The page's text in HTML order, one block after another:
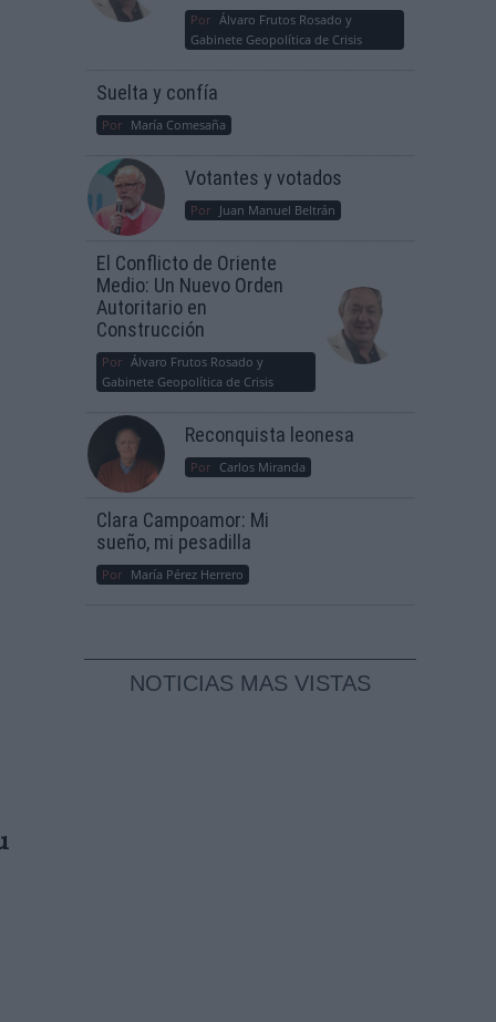
Por Álvaro Frutos Rosado y
Gabinete Geopolítica de Crisis
Suelta y confía
Por María Comesaña
Votantes y votados
Por Juan Manuel Beltrán
El Conflicto de Oriente
Medio: Un Nuevo Orden
Autoritario en
Construcción
Por Álvaro Frutos Rosado y
Gabinete Geopolítica de Crisis
Reconquista leonesa
Por Carlos Miranda
Clara Campoamor: Mi
sueño, mi pesadilla
Por María Pérez Herrero
NOTICIAS MAS VISTAS